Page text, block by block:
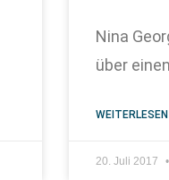
Nina
über
WEITERLESEN
20. Juli 2017